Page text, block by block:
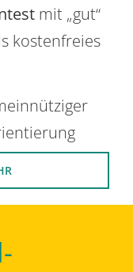
mit „gut“
kostenfreies